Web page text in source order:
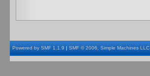
Powered by SMF 1.1.9|SMF © 2006, Simple Machines LLC